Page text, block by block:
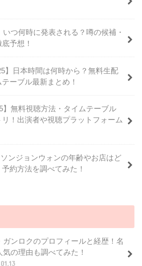
いつ何時に発表される？噂の候補・
予想！
】日本時間は何時から？無料生配
ーブル最新まとめ！
】無料視聴方法・タイムテーブル
リ！出演者や視聴プラットフォーム
ンジョンウォンの年齢やお店はど
約方法を調べてみた！
ガンロクのプロフィールと経歴！名
気の理由も調べてみた！